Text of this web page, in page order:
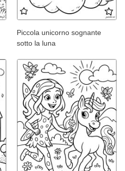
Piccola unicorno sognante
sotto la luna